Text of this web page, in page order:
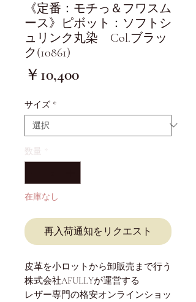
《定番：モチっ＆フワスム
ース》ピボット：ソフトシ
ュリンク丸染 Col.ブラッ
ク(10861)
￥10,400価
サイズ *
数量
在庫なし
再入荷通知をリクエスト
皮革を小ロットから卸販売まで行う
株式会社AFULLYが運営する
レザー専門の格安オンラインショッ